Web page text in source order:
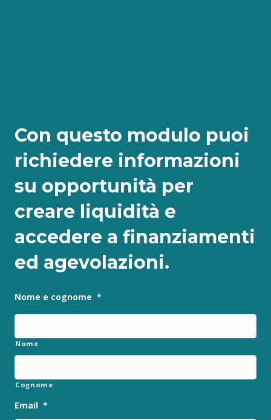
Con questo modulo puoi
richiedere informazioni
su opportunità per
creare liquidità e
accedere a finanziamenti
ed agevolazioni.
Nome e cognome *
Nome
Cognome
Email *